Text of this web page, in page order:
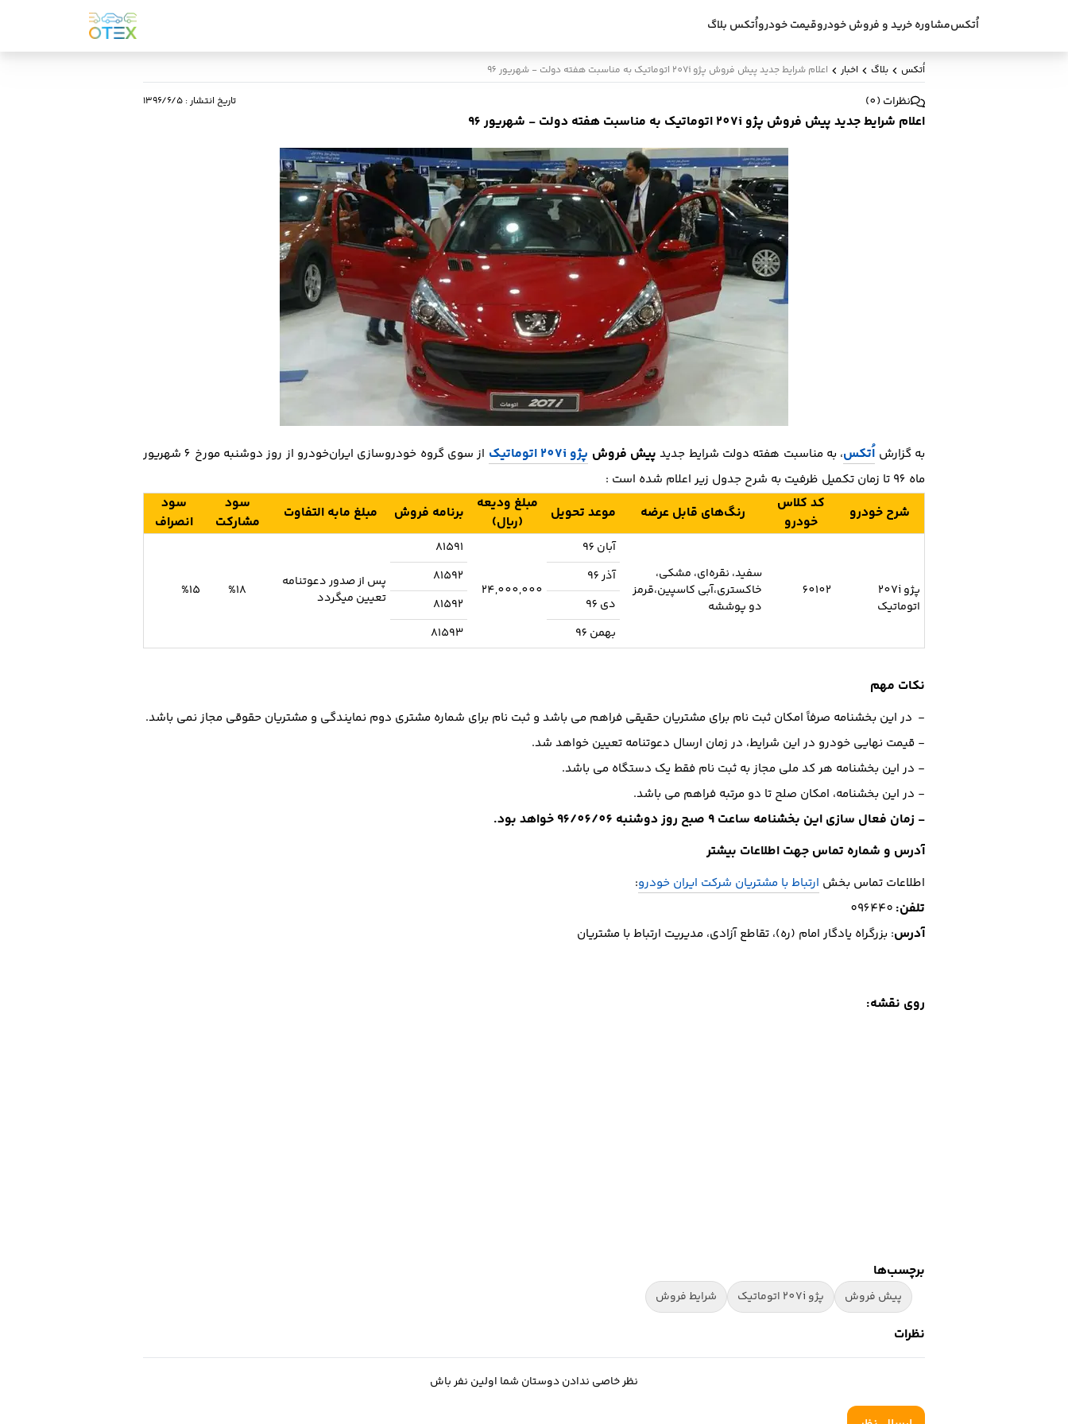
اُتکسمشاوره خرید و فروش خودروقیمت خودرواُتکس بلاگ
اُتکس بلاگ اخبار اعلام شرایط جدید پیش فروش پژو 207i اتوماتیک به مناسبت هفته دولت - شهریور 96
نظرات (
0
) تاریخ انتشار: ۱۳۹۶/۶/۵
اعلام شرایط جدید پیش فروش پژو 207i اتوماتیک به مناسبت هفته دولت - شهریور 96
به گزارش اُتکس، به مناسبت هفته دولت شرایط جدید پیش فروش پژو 207i اتوماتیک
از سوی گروه خودروسازی ایران‌خودرو از روز دوشنبه مورخ 6 شهریور
ماه 96 تا زمان تکمیل ظرفیت به شرح جدول زیر اعلام شده‌ است :
شرح خودرو
کد کلاس
خودرو
رنگ‌های قابل عرضه موعد تحویل
مبلغ ودیعه
(ریال)
برنامه فروش مبلغ مابه التفاوت
سود
مشارکت
سود
انصراف
پژو 207i
اتوماتیک
60102
سفید، نقره‌ای، مشکی،
خاکستری،آبی کاسپین،قرمز
دو پوششه
آبان 96
24,000,000
81591
پس از صدور دعوتنامه
تعیین میگردد
%18
%15
آذر 96
81592
دی 96
81592
بهمن 96
81593
نکات مهم
- در این بخشنامه صرفاً امکان ثبت نام برای مشتریان حقیقی فراهم می باشد و ثبت نام برای شماره مشتری دوم نمایندگی و مشتریان حقوقی مجاز نمی باشد.
- قیمت نهایی خودرو در این شرایط، در زمان ارسال دعوتنامه تعیین خواهد شد.
- در این بخشنامه هر کد ملی مجاز به ثبت نام فقط یک دستگاه می باشد.
- در این بخشنامه، امکان صلح تا دو مرتبه فراهم می باشد.
- زمان فعال سازی این بخشنامه ساعت 9 صبح روز دوشنبه 96/06/06 خواهد بود.
آدرس و شماره تماس جهت اطلاعات بیشتر
اطلاعات تماس بخش ارتباط با مشتریان شرکت ایران خودرو:
تلفن:
096440
آدرس: بزرگراه يادگار امام (ره)، تقاطع آزادي، مديريت ارتباط با مشتريان
روی نقشه:
برچسب‌ها
پیش فروش پژو 207i اتوماتیک شرایط فروش
نظرات
نظر خاصی ندادن دوستان شما اولین نفر باش